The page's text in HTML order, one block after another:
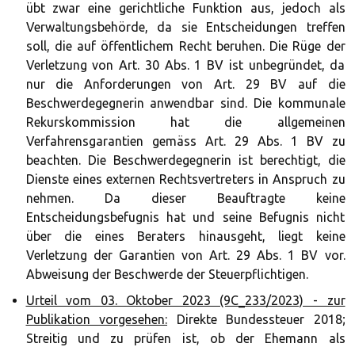
übt zwar eine gerichtliche Funktion aus, jedoch als
Verwaltungsbehörde, da sie Entscheidungen treffen
soll, die auf öffentlichem Recht beruhen. Die Rüge der
Verletzung von Art. 30 Abs. 1 BV ist unbegründet, da
nur die Anforderungen von Art. 29 BV auf die
Beschwerdegegnerin anwendbar sind. Die kommunale
Rekurskommission hat die allgemeinen
Verfahrensgarantien gemäss Art. 29 Abs. 1 BV zu
beachten. Die Beschwerdegegnerin ist berechtigt, die
Dienste eines externen Rechtsvertreters in Anspruch zu
nehmen. Da dieser Beauftragte keine
Entscheidungsbefugnis hat und seine Befugnis nicht
über die eines Beraters hinausgeht, liegt keine
Verletzung der Garantien von Art. 29 Abs. 1 BV vor.
Abweisung der Beschwerde der Steuerpflichtigen.
Urteil vom 03. Oktober 2023 (9C_233/2023) - zur
Publikation vorgesehen: Direkte Bundessteuer 2018;
Streitig und zu prüfen ist, ob der Ehemann als